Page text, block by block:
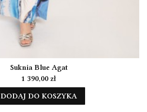
Suknia Blue Agat
Cena
1 390,00 zł
DODAJ DO KOSZYKA